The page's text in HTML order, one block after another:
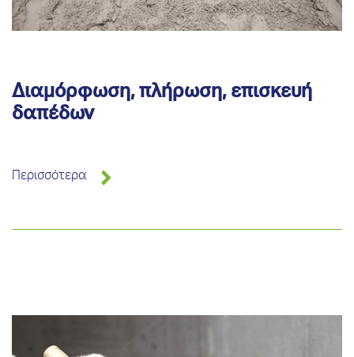
Διαμόρφωση, πλήρωση, επισκευή
δαπέδων
Περισσότερα